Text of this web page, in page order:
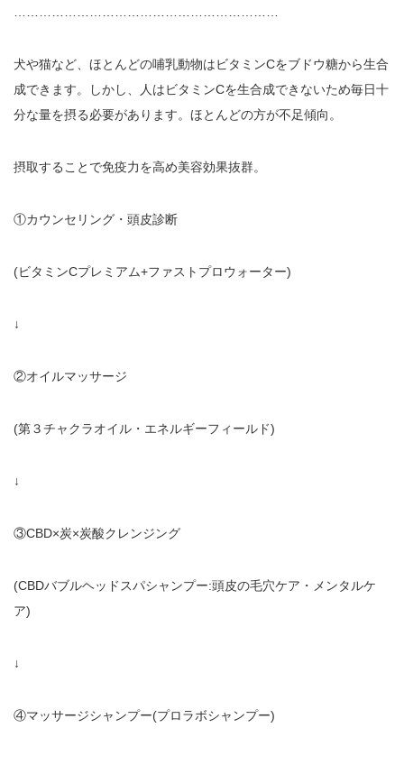
犬や猫など、ほとんどの哺乳動物はビタミンCをブドウ糖から生合
成できます。しかし、人はビタミンCを生合成できないため毎日十
分な量を摂る必要があります。ほとんどの方が不足傾向。
摂取することで免疫力を高め美容効果抜群。
①カウンセリング・頭皮診断
(ビタミンCプレミアム+ファストプロウォーター)
↓
②オイルマッサージ
(第３チャクラオイル・エネルギーフィールド)
↓
③CBD×炭×炭酸クレンジング
(CBDバブルヘッドスパシャンプー:頭皮の毛穴ケア・メンタルケ
ア)
↓
④マッサージシャンプー(プロラボシャンプー)